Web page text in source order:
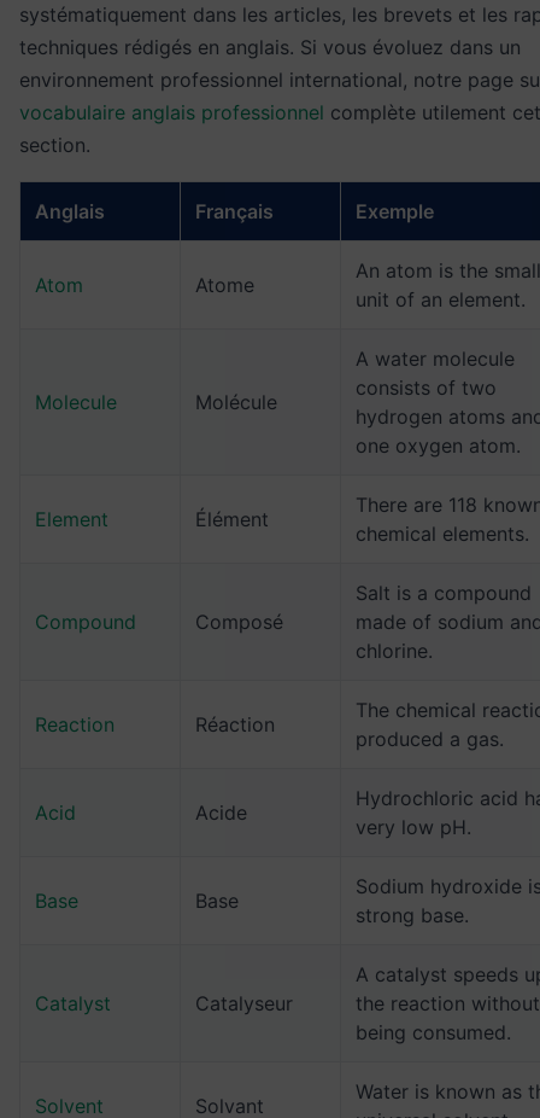
systématiquement dans les articles, les brevets et les
techniques rédigés en anglais. Si vous évoluez dans un
environnement professionnel international, notre page
vocabulaire anglais professionnel complète utilement
section.
Anglais Français Exemple
Atom Atome
An atom is the
unit of an element.
Molecule Molécule
A water molecule
consists of two
hydrogen atoms
one oxygen atom.
Element Élément
There are 118
chemical elements.
Compound Composé
Salt is a compound
made of sodium
chlorine.
Reaction Réaction
The chemical
produced a gas.
Acid Acide
Hydrochloric acid
very low pH.
Base Base
Sodium hydroxide
strong base.
Catalyst Catalyseur
A catalyst speeds
the reaction without
being consumed.
Solvent Solvant
Water is known as